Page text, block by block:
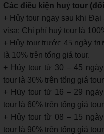
Các điều kiện huỷ tour
+ Hủy tour ngay sau khi
visa: Chi phí huỷ tour là
+ Hủy tour trước 45 ngày
là 10% trên tổng giá tour.
+ Hủy tour từ 30 – 45
tour là 30% trên tổng giá tour.
+ Hủy tour từ 16 – 29
tour là 60% trên tổng giá tour.
+ Hủy tour từ 08 – 15
tour là 90% trên tổng giá tour.